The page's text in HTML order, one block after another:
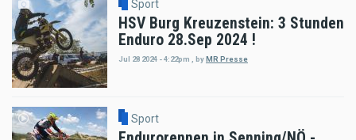
Sport
HSV Burg Kreuzenstein: 3 Stunden
Enduro 28.Sep 2024 !
Jul 28 2024 - 4:22pm , by MR Presse
Sport